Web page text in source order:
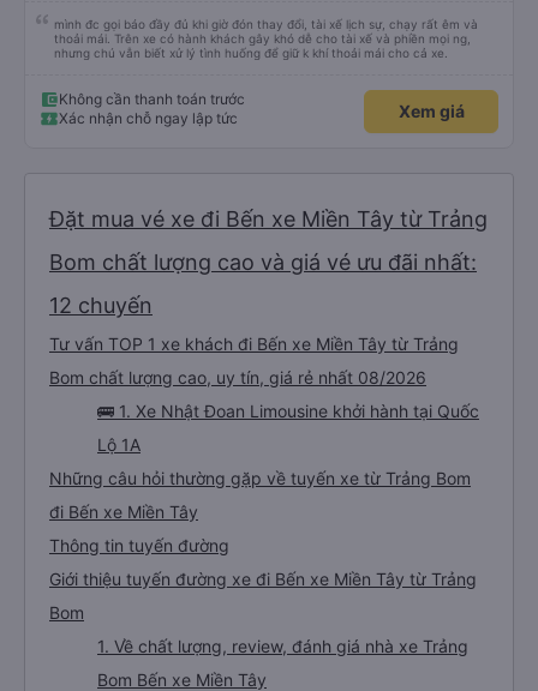
mình đc gọi báo đầy đủ khi giờ đón thay đổi, tài xế lịch sự, chạy rất êm và
thoải mái. Trên xe có hành khách gây khó dễ cho tài xế và phiền mọi ng,
nhưng chú vẫn biết xử lý tình huống để giữ k khí thoải mái cho cả xe.
Không cần thanh toán trước
Xác nhận chỗ ngay lập tức
Xem giá
Đặt mua vé xe đi Bến xe Miền Tây từ Trảng
Bom chất lượng cao và giá vé ưu đãi nhất:
12 chuyến
Tư vấn TOP 1 xe khách đi Bến xe Miền Tây từ Trảng
Bom chất lượng cao, uy tín, giá rẻ nhất 08/2026
🚌 1. Xe Nhật Đoan Limousine khởi hành tại Quốc
Lộ 1A
Những câu hỏi thường gặp về tuyến xe từ Trảng Bom
đi Bến xe Miền Tây
Thông tin tuyến đường
Giới thiệu tuyến đường xe đi Bến xe Miền Tây từ Trảng
Bom
1. Về chất lượng, review, đánh giá nhà xe Trảng
Bom Bến xe Miền Tây